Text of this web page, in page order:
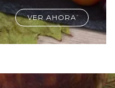
VER AHORA